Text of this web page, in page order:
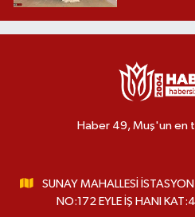
Haber 49, Muş'un en
SUNAY MAHALLESİ
NO:172 EYLE İŞ HANI